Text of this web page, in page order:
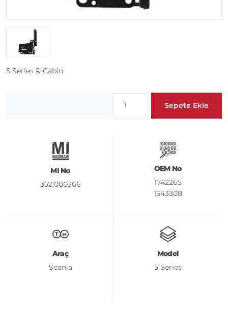
5 Series R Cabin
Sepete Ekle
MI No
352.000366
OEM No
1742265
1543308
Araç
Scania
Model
5 Series